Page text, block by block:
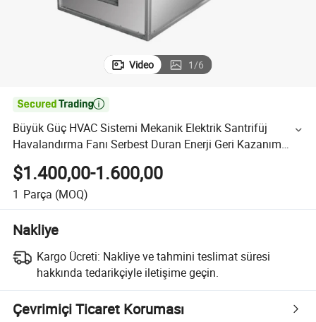
Video 1/6

Büyük Güç HVAC Sistemi Mekanik Elektrik Santrifüj
Havalandırma Fanı Serbest Duran Enerji Geri Kazanım
Ventilatörü Hava Değişim Fanı
$1.400,00-1.600,00
1 Parça (MOQ)
Nakliye
Kargo Ücreti: Nakliye ve tahmini teslimat süresi
hakkında tedarikçiyle iletişime geçin.
Çevrimiçi Ticaret Koruması